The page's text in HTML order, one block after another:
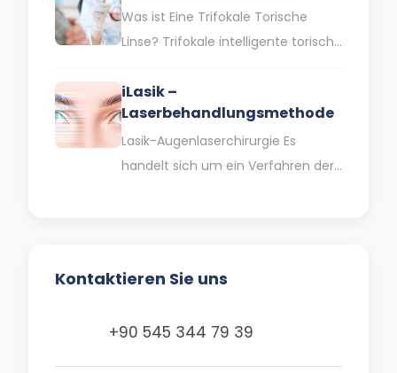
ohne Brille in der Nähe, auf…
Was ist Eine Trifokale Torische
Linse? Trifokale intelligente torische
Kataraktbehandlung häufig
eingesetzt. Der Graue Star…
iLasik –
Laserbehandlungsmethode
Lasik-Augenlaserchirurgie Es
handelt sich um ein Verfahren der
Kontaktieren Sie uns
+90 545 344 79 39